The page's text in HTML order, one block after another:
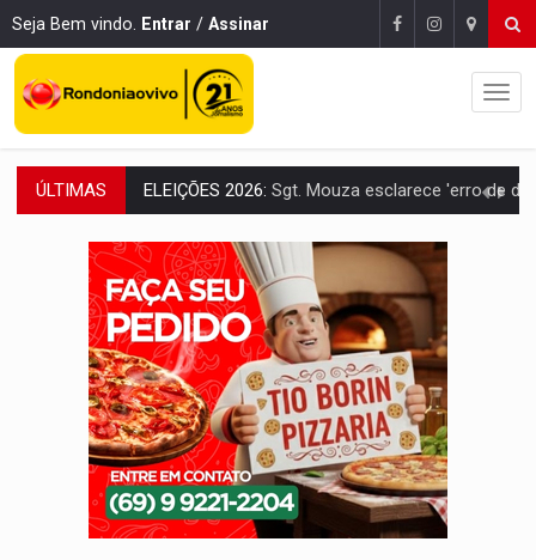
Seja Bem vindo. Entrar / Assinar
ÚLTIMAS ELEIÇÕES 2026: Sgt. Mouza esclarece 'erro de digitação' em declaração de
JUDICIÁRIO:Sinjur parabeniza servidores pelo adicional de incentivo com
Publicação Legal:AVISO DE LICITAÇÃO: Pregão Eletrônico Nº 12/2026
BR-364:Polícia apreende mais de uma tonelada de drogas em fundo
EMOCIONE:PRESENTES: Confira os sorteados na promoção
VOVÔ LADRÃO:Idoso é filmado furtando bicicleta na frente
JUSTIÇA:Comarca de Nova Mamoré terá seu primeiro
PREVISÃO:Interior de Rondônia terá sábado (8) de calor intenso